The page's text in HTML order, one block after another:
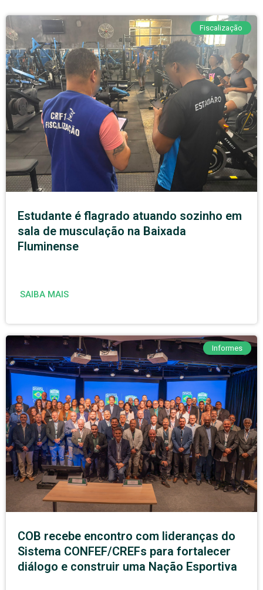
Fiscalização
Estudante é flagrado atuando sozinho em
sala de musculação na Baixada
Fluminense
SAIBA MAIS
Informes
COB recebe encontro com lideranças do
Sistema CONFEF/CREFs para fortalecer
diálogo e construir uma Nação Esportiva